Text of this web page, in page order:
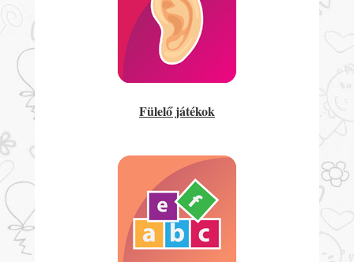
Fülelő játékok